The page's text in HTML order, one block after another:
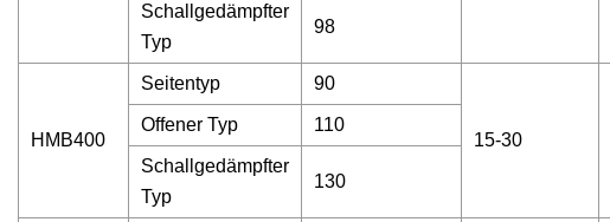
Schallgedämpfter
Typ
98
HMB400
Seitentyp 90
15-30
Offener Typ 110
Schallgedämpfter
Typ
130